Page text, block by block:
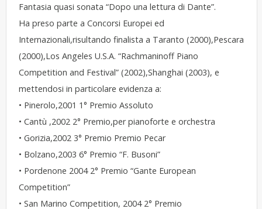
Fantasia quasi sonata “Dopo una lettura di Dante”.
Ha preso parte a Concorsi Europei ed
Internazionali,risultando finalista a Taranto (2000),Pescara
(2000),Los Angeles U.S.A. “Rachmaninoff Piano
Competition and Festival” (2002),Shanghai (2003), e
mettendosi in particolare evidenza a:
• Pinerolo,2001 1° Premio Assoluto
• Cantù ,2002 2° Premio,per pianoforte e orchestra
• Gorizia,2002 3° Premio Premio Pecar
• Bolzano,2003 6° Premio “F. Busoni”
• Pordenone 2004 2° Premio “Gante European
Competition”
• San Marino Competition, 2004 2° Premio